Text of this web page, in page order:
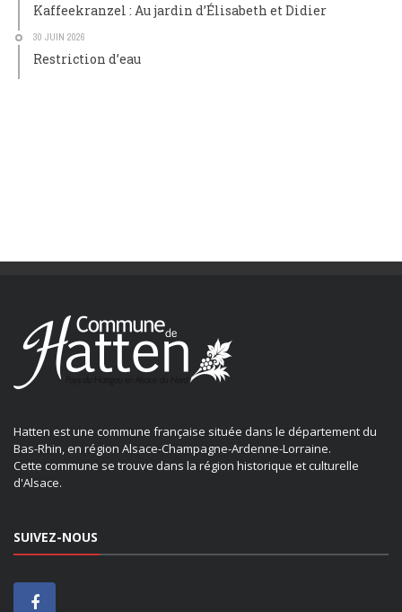
Kaffeekranzel : Au jardin d’Élisabeth et Didier
30 JUIN 2026
Restriction d’eau
Hatten est une commune française située dans le département du
Bas-Rhin, en région Alsace-Champagne-Ardenne-Lorraine.
Cette commune se trouve dans la région historique et culturelle
d'Alsace.
SUIVEZ-NOUS